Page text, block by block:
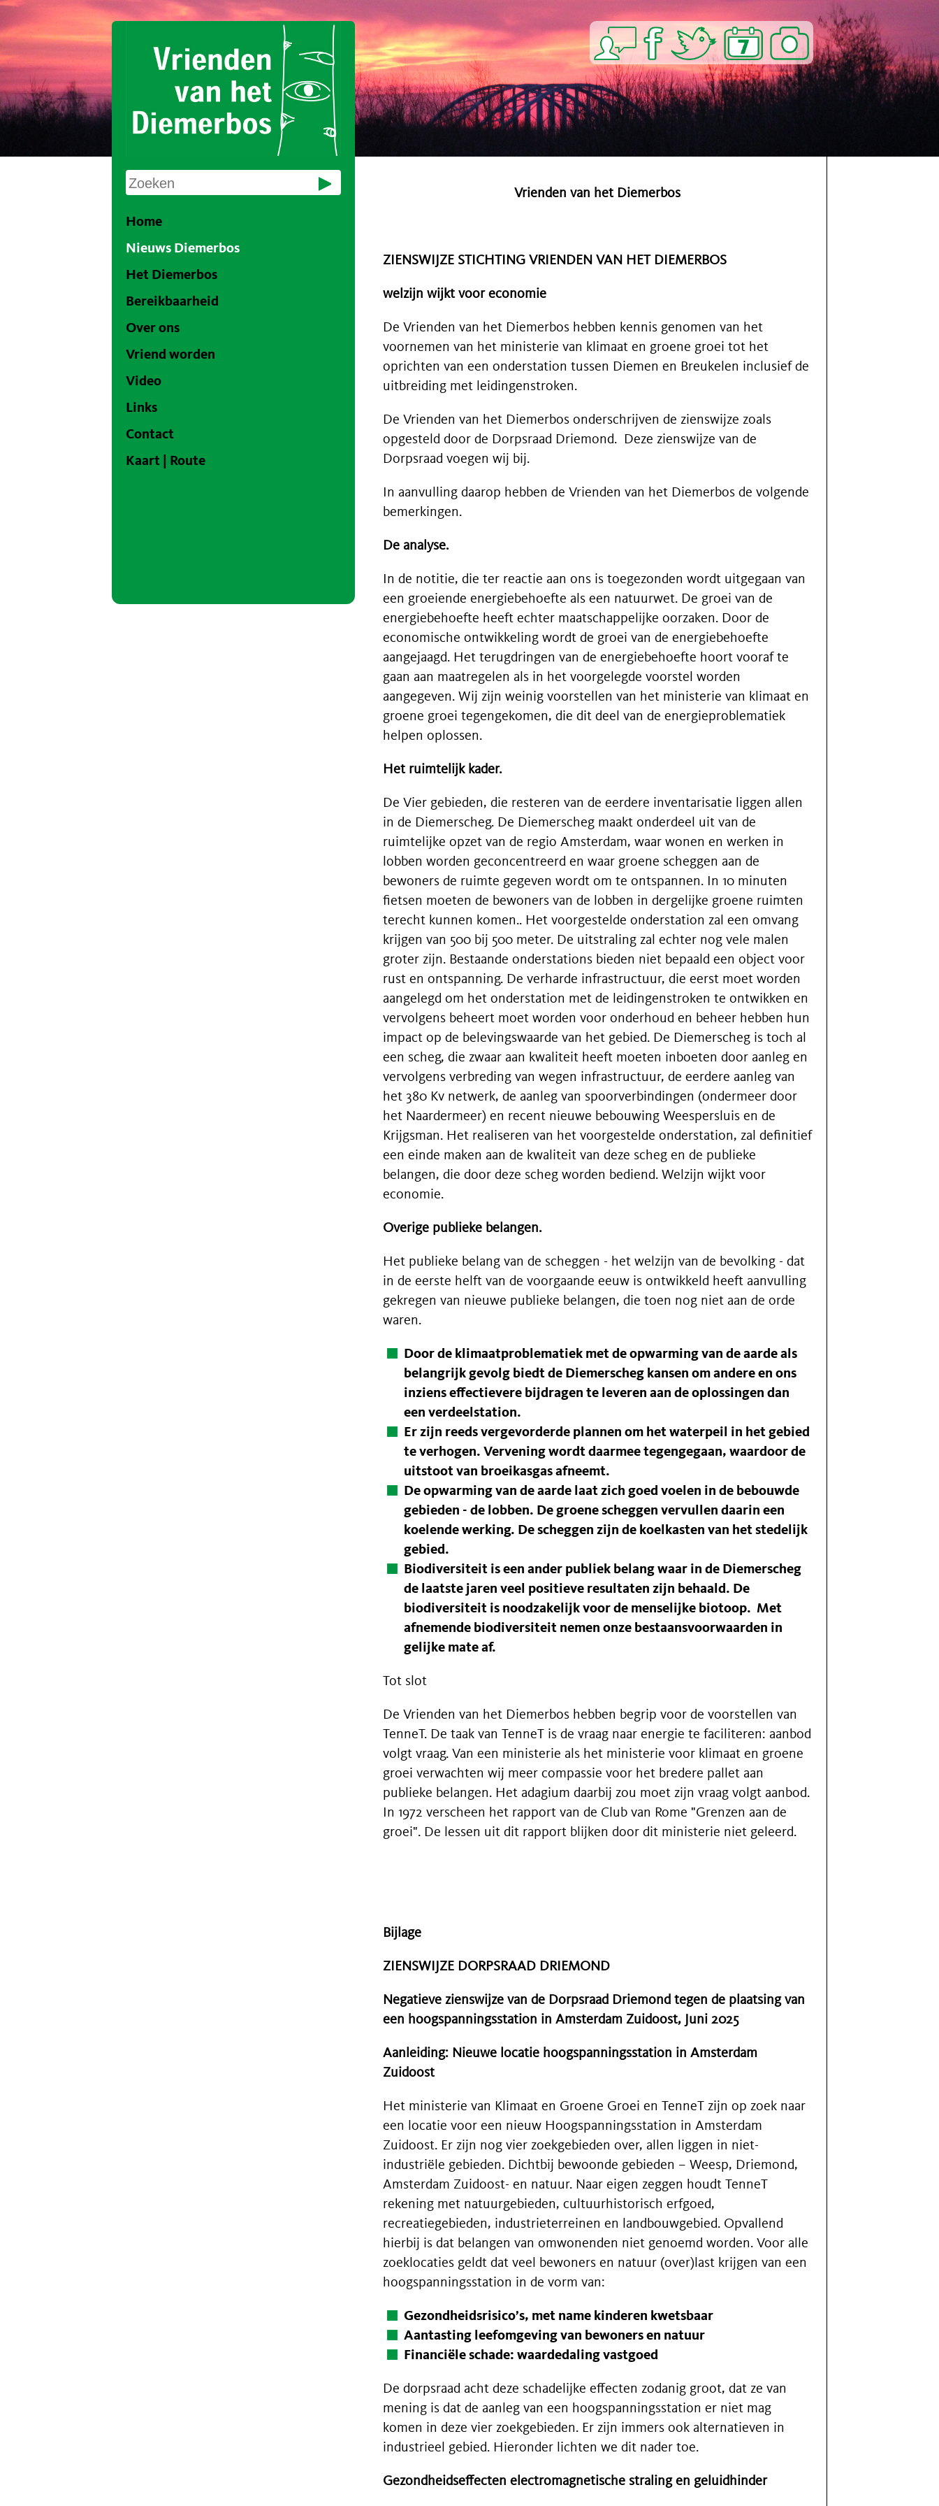
Home
Nieuws Diemerbos
Het Diemerbos
Bereikbaarheid
Over ons
Vriend worden
Video
Links
Contact
Kaart | Route
Vrienden van het Diemerbos
ZIENSWIJZE STICHTING VRIENDEN VAN HET DIEMERBOS
welzijn wijkt voor economie
De Vrienden van het Diemerbos hebben kennis genomen van het
voornemen van het ministerie van klimaat en groene groei tot het
oprichten van een onderstation tussen Diemen en Breukelen inclusief de
uitbreiding met leidingenstroken.
De Vrienden van het Diemerbos onderschrijven de zienswijze zoals
opgesteld door de Dorpsraad Driemond. Deze zienswijze van de
Dorpsraad voegen wij bij.
In aanvulling daarop hebben de Vrienden van het Diemerbos de volgende
bemerkingen.
De analyse.
In de notitie, die ter reactie aan ons is toegezonden wordt uitgegaan van
een groeiende energiebehoefte als een natuurwet. De groei van de
energiebehoefte heeft echter maatschappelijke oorzaken. Door de
economische ontwikkeling wordt de groei van de energiebehoefte
aangejaagd. Het terugdringen van de energiebehoefte hoort vooraf te
gaan aan maatregelen als in het voorgelegde voorstel worden
aangegeven. Wij zijn weinig voorstellen van het ministerie van klimaat en
groene groei tegengekomen, die dit deel van de energieproblematiek
helpen oplossen.
Het ruimtelijk kader.
De Vier gebieden, die resteren van de eerdere inventarisatie liggen allen
in de Diemerscheg. De Diemerscheg maakt onderdeel uit van de
ruimtelijke opzet van de regio Amsterdam, waar wonen en werken in
lobben worden geconcentreerd en waar groene scheggen aan de
bewoners de ruimte gegeven wordt om te ontspannen. In 10 minuten
fietsen moeten de bewoners van de lobben in dergelijke groene ruimten
terecht kunnen komen.. Het voorgestelde onderstation zal een omvang
krijgen van 500 bij 500 meter. De uitstraling zal echter nog vele malen
groter zijn. Bestaande onderstations bieden niet bepaald een object voor
rust en ontspanning. De verharde infrastructuur, die eerst moet worden
aangelegd om het onderstation met de leidingenstroken te ontwikken en
vervolgens beheert moet worden voor onderhoud en beheer hebben hun
impact op de belevingswaarde van het gebied. De Diemerscheg is toch al
een scheg, die zwaar aan kwaliteit heeft moeten inboeten door aanleg en
vervolgens verbreding van wegen infrastructuur, de eerdere aanleg van
het 380 Kv netwerk, de aanleg van spoorverbindingen (ondermeer door
het Naardermeer) en recent nieuwe bebouwing Weespersluis en de
Krijgsman. Het realiseren van het voorgestelde onderstation, zal definitief
een einde maken aan de kwaliteit van deze scheg en de publieke
belangen, die door deze scheg worden bediend. Welzijn wijkt voor
economie.
Overige publieke belangen.
Het publieke belang van de scheggen - het welzijn van de bevolking - dat
in de eerste helft van de voorgaande eeuw is ontwikkeld heeft aanvulling
gekregen van nieuwe publieke belangen, die toen nog niet aan de orde
waren.
Door de klimaatproblematiek met de opwarming van de aarde als
belangrijk gevolg biedt de Diemerscheg kansen om andere en ons
inziens effectievere bijdragen te leveren aan de oplossingen dan
een verdeelstation.
Er zijn reeds vergevorderde plannen om het waterpeil in het gebied
te verhogen. Vervening wordt daarmee tegengegaan, waardoor de
uitstoot van broeikasgas afneemt.
De opwarming van de aarde laat zich goed voelen in de bebouwde
gebieden - de lobben. De groene scheggen vervullen daarin een
koelende werking. De scheggen zijn de koelkasten van het stedelijk
gebied.
Biodiversiteit is een ander publiek belang waar in de Diemerscheg
de laatste jaren veel positieve resultaten zijn behaald. De
biodiversiteit is noodzakelijk voor de menselijke biotoop. Met
afnemende biodiversiteit nemen onze bestaansvoorwaarden in
gelijke mate af.
Tot slot
De Vrienden van het Diemerbos hebben begrip voor de voorstellen van
TenneT. De taak van TenneT is de vraag naar energie te faciliteren: aanbod
volgt vraag. Van een ministerie als het ministerie voor klimaat en groene
groei verwachten wij meer compassie voor het bredere pallet aan
publieke belangen. Het adagium daarbij zou moet zijn vraag volgt aanbod.
In 1972 verscheen het rapport van de Club van Rome "Grenzen aan de
groei". De lessen uit dit rapport blijken door dit ministerie niet geleerd.
Bijlage
ZIENSWIJZE DORPSRAAD DRIEMOND
Negatieve zienswijze van de Dorpsraad Driemond tegen de plaatsing van
een hoogspanningsstation in Amsterdam Zuidoost, Juni 2025
Aanleiding: Nieuwe locatie hoogspanningsstation in Amsterdam
Zuidoost
Het ministerie van Klimaat en Groene Groei en TenneT zijn op zoek naar
een locatie voor een nieuw Hoogspanningsstation in Amsterdam
Zuidoost. Er zijn nog vier zoekgebieden over, allen liggen in niet-
industriële gebieden. Dichtbij bewoonde gebieden – Weesp, Driemond,
Amsterdam Zuidoost- en natuur. Naar eigen zeggen houdt TenneT
rekening met natuurgebieden, cultuurhistorisch erfgoed,
recreatiegebieden, industrieterreinen en landbouwgebied. Opvallend
hierbij is dat belangen van omwonenden niet genoemd worden. Voor alle
zoeklocaties geldt dat veel bewoners en natuur (over)last krijgen van een
hoogspanningsstation in de vorm van:
Gezondheidsrisico’s, met name kinderen kwetsbaar
Aantasting leefomgeving van bewoners en natuur
Financiële schade: waardedaling vastgoed
De dorpsraad acht deze schadelijke effecten zodanig groot, dat ze van
mening is dat de aanleg van een hoogspanningsstation er niet mag
komen in deze vier zoekgebieden. Er zijn immers ook alternatieven in
industrieel gebied. Hieronder lichten we dit nader toe.
Gezondheidseffecten electromagnetische straling en geluidhinder